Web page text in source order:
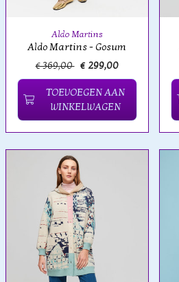
Aldo Martins
Aldo Martins - Gosum
€ 369,00 € 299,00
TOEVOEGEN AAN
WINKELWAGEN